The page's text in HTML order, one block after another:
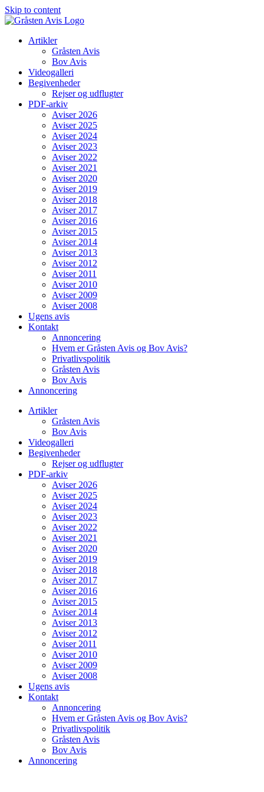
Skip to content
Artikler
Gråsten Avis
Bov Avis
Videogalleri
Begivenheder
Rejser og udflugter
PDF-arkiv
Aviser 2026
Aviser 2025
Aviser 2024
Aviser 2023
Aviser 2022
Aviser 2021
Aviser 2020
Aviser 2019
Aviser 2018
Aviser 2017
Aviser 2016
Aviser 2015
Aviser 2014
Aviser 2013
Aviser 2012
Aviser 2011
Aviser 2010
Aviser 2009
Aviser 2008
Ugens avis
Kontakt
Annoncering
Hvem er Gråsten Avis og Bov Avis?
Privatlivspolitik
Gråsten Avis
Bov Avis
Annoncering
Artikler
Gråsten Avis
Bov Avis
Videogalleri
Begivenheder
Rejser og udflugter
PDF-arkiv
Aviser 2026
Aviser 2025
Aviser 2024
Aviser 2023
Aviser 2022
Aviser 2021
Aviser 2020
Aviser 2019
Aviser 2018
Aviser 2017
Aviser 2016
Aviser 2015
Aviser 2014
Aviser 2013
Aviser 2012
Aviser 2011
Aviser 2010
Aviser 2009
Aviser 2008
Ugens avis
Kontakt
Annoncering
Hvem er Gråsten Avis og Bov Avis?
Privatlivspolitik
Gråsten Avis
Bov Avis
Annoncering